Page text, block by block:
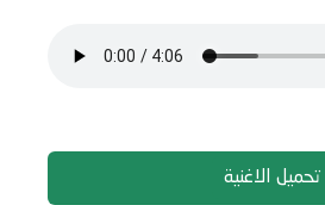
تحميل الاغنية